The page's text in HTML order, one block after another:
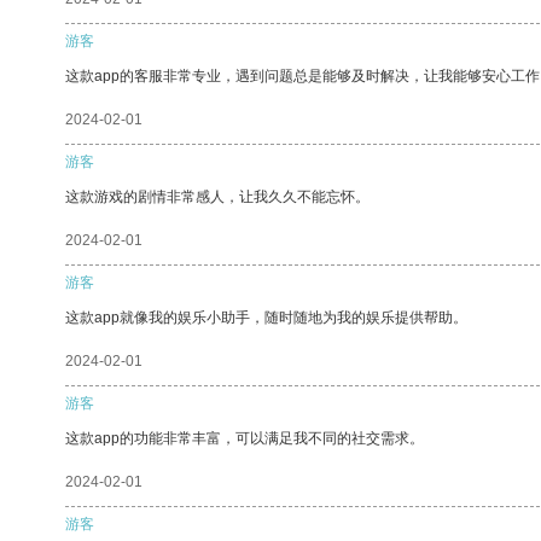
游客
这款app的客服非常专业，遇到问题总是能够及时解决，让我能够安心工
2024-02-01
游客
这款游戏的剧情非常感人，让我久久不能忘怀。
2024-02-01
游客
这款app就像我的娱乐小助手，随时随地为我的娱乐提供帮助。
2024-02-01
游客
这款app的功能非常丰富，可以满足我不同的社交需求。
2024-02-01
游客